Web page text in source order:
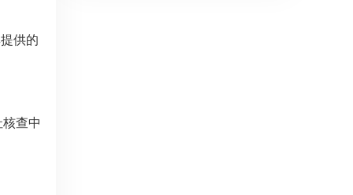
供的
查中